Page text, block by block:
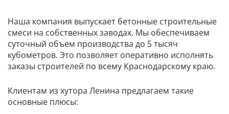
Наша компания выпускает бетонные строительные
смеси на собственных заводах. Мы обеспечиваем
суточный объем производства до 5 тысяч
кубометров. Это позволяет оперативно исполнять
заказы строителей по всему Краснодарскому краю.
Клиентам из хутора Ленина предлагаем такие
основные плюсы: